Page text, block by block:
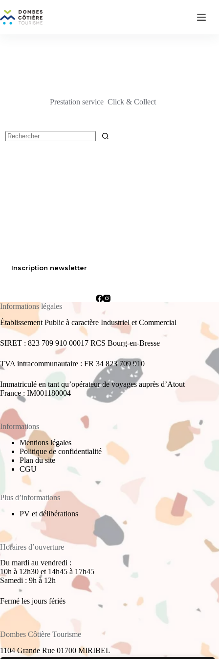
au
contenu
Prestation service Click & Collect
Inscription newsletter
Informations légales
Établissement Public à caractère Industriel et Commercial
SIRET : 823 709 910 00017 RCS Bourg-en-Bresse
TVA intracommunautaire : FR 34 823 709 910
Immatriculé en tant qu’opérateur de voyages auprès d’Atout
France : IM001180004
Informations
Mentions légales
Politique de confidentialité
Plan du site
CGU
Plus d’informations
PV et délibérations
Horaires d’ouverture
Du mardi au vendredi :
10h à 12h30 et 14h45 à 17h45
Samedi : 9h à 12h
Fermé les jours fériés
Dombes Côtière Tourisme
1104 Grande Rue 01700 MIRIBEL